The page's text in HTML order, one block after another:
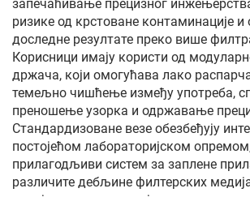
запечаћивање прецизног
ризике од крстоване контаминације и
доследне резултате преко више
Корисници имају користи од
држача, који омогућава лако
темељно чишћење између употреба,
преношење узорка и одржавање
Стандардизоване везе обезбеђују
постојећом лабораторијском
прилагодљиви систем за заплене
различите дебљине филтерских